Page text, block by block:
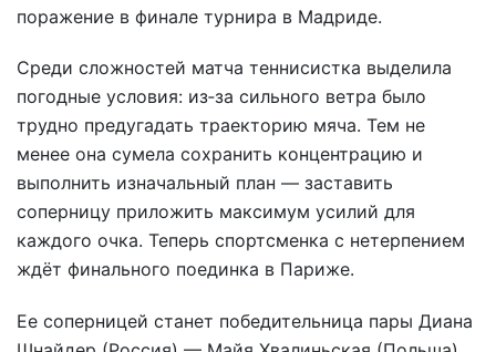
поражение в финале турнира в Мадриде.
Среди сложностей матча теннисистка выделила
погодные условия: из‑за сильного ветра было
трудно предугадать траекторию мяча. Тем не
менее она сумела сохранить концентрацию и
выполнить изначальный план — заставить
соперницу приложить максимум усилий для
каждого очка. Теперь спортсменка с нетерпением
ждёт финального поединка в Париже.
Ее соперницей станет победительница пары Диана